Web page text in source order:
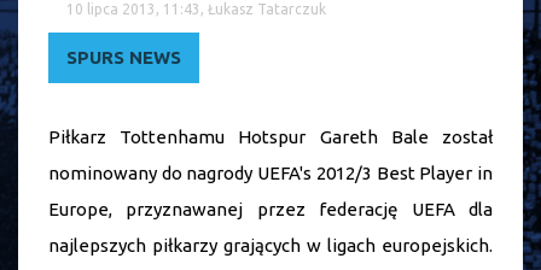
10 lipca 2013, 11:43, Łukasz Tatarczuk
SPURS NEWS
Piłkarz Tottenhamu Hotspur Gareth Bale został
nominowany do nagrody UEFA's 2012/3 Best Player in
Europe, przyznawanej przez federację UEFA dla
najlepszych piłkarzy grających w ligach europejskich.